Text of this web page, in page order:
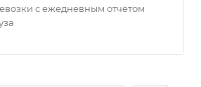
с ежедневным отчётом